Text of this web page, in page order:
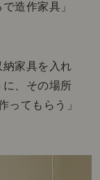
造作家具」
家具を入れ
、その場所
ってもらう」